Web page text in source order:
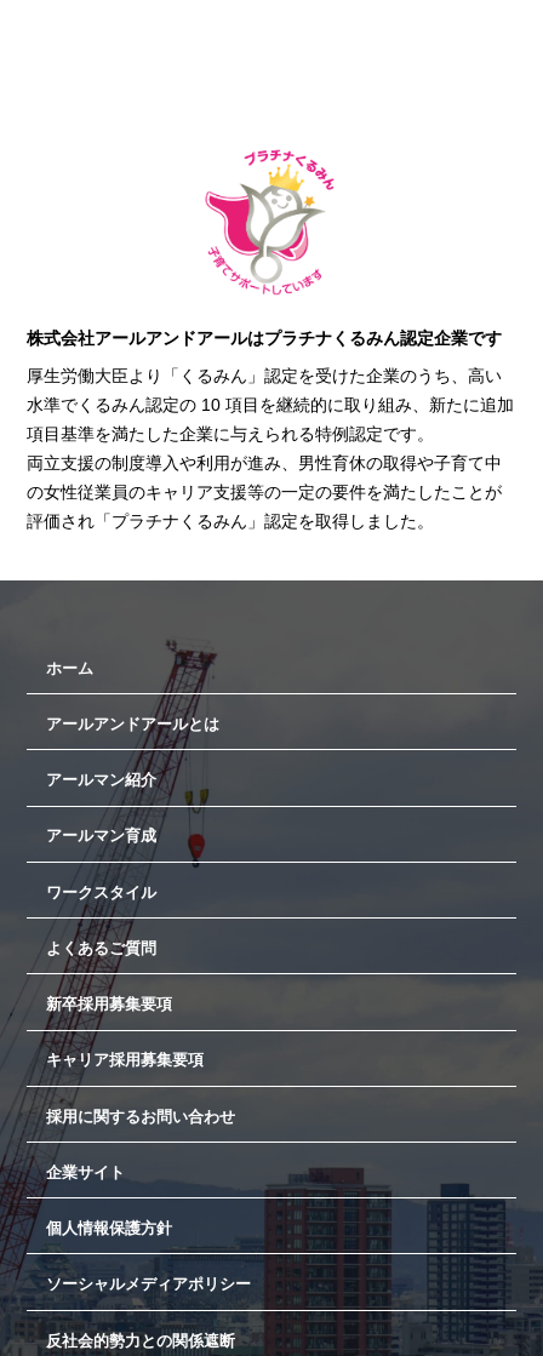
株式会社アールアンドアールはプラチナくるみん認定企業です
厚生労働大臣より「くるみん」認定を受けた企業のうち、高い
水準でくるみん認定の 10 項目を継続的に取り組み、新たに追加
項目基準を満たした企業に与えられる特例認定です。
両立支援の制度導入や利用が進み、男性育休の取得や子育て中
の女性従業員のキャリア支援等の一定の要件を満たしたことが
評価され「プラチナくるみん」認定を取得しました。
ホーム
アールアンドアールとは
アールマン紹介
アールマン育成
ワークスタイル
よくあるご質問
新卒採用募集要項
キャリア採用募集要項
採用に関するお問い合わせ
企業サイト
個人情報保護方針
ソーシャルメディアポリシー
反社会的勢力との関係遮断